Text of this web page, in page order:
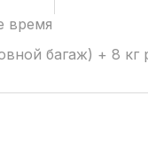
время
багаж) + 8 кг